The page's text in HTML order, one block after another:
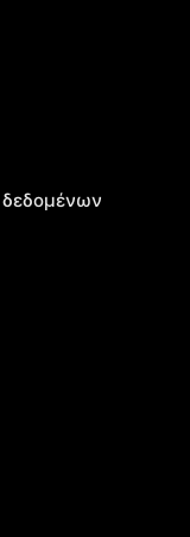
δεδομένων